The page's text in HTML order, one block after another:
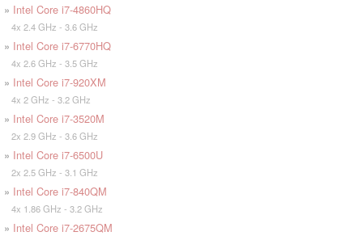
» Intel Core i7-4860HQ
4x 2.4 GHz - 3.6 GHz
» Intel Core i7-6770HQ
4x 2.6 GHz - 3.5 GHz
» Intel Core i7-920XM
4x 2 GHz - 3.2 GHz
» Intel Core i7-3520M
2x 2.9 GHz - 3.6 GHz
» Intel Core i7-6500U
2x 2.5 GHz - 3.1 GHz
» Intel Core i7-840QM
4x 1.86 GHz - 3.2 GHz
» Intel Core i7-2675QM